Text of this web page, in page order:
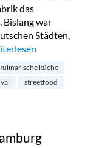
das
Bislang war
Städten,
Festival in
kulinarische küche
streetfood